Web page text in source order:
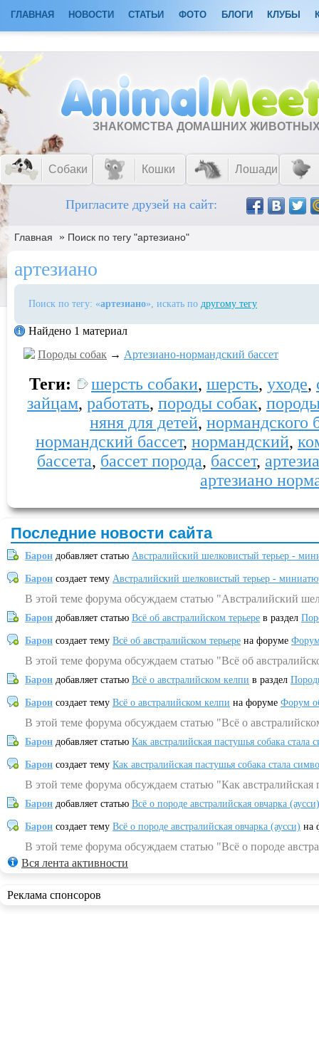
ГЛАВНАЯ НОВОСТИ СТАТЬИ ФОТО БЛОГИ КЛУБЫ
ЗНАКОМСТВА ДОМАШНИХ
Собаки Кошки Лошади
Пригласите друзей на сайт:
Главная » Поиск по тегу "артезиано"
артезиано
Поиск по тегу: «артезиано», искать по другому тегу
Найдено 1 материал
Породы собак → Артезиано-нормандский бассет
Теги: шерсть собаки, шерсть, уходе,
зайцам, работать, породы собак,
няня для детей, нормандского
нормандский бассет, нормандский,
бассета, бассет порода, бассет,
артезиано
Последние новости сайта
Барон добавляет статью Австралийский шелковистый терьер -
Барон создает тему Австралийский шелковистый терьер -
В этой теме форума обсуждаем статью "Австралийский
Барон добавляет статью Всё об австралийском терьере в раздел
Барон создает тему Всё об австралийском терьере на форуме
В этой теме форума обсуждаем статью "Всё об
Барон добавляет статью Всё о австралийском келпи в раздел
Барон создает тему Всё о австралийском келпи на форуме Форум
В этой теме форума обсуждаем статью "Всё о
Барон добавляет статью Как австралийская пастушья собака
Барон создает тему Как австралийская пастушья собака стала
В этой теме форума обсуждаем статью "Как
Барон добавляет статью Всё о породе австралийская овчарка (аусси)
Барон создает тему Всё о породе австралийская овчарка (аусси) на
В этой теме форума обсуждаем статью "Всё о породе
Вся лента активности
Реклама спонсоров